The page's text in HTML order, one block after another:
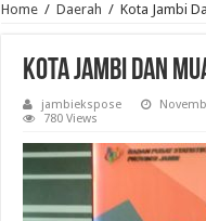
Home / Daerah / Kota Jambi
Kota Jambi Dan
jambiekspose
780 Views